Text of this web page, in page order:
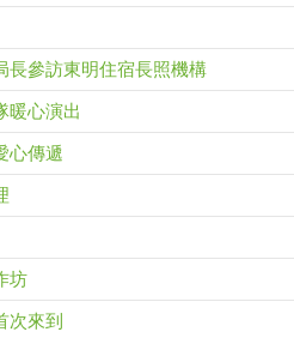
長參訪東明住宿長照機構
暖心演出
心傳遞
坊
次來到